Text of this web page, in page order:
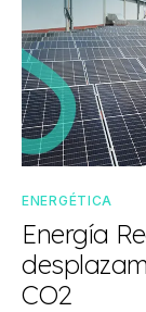
ENERGÉTICA
Energía
CO2